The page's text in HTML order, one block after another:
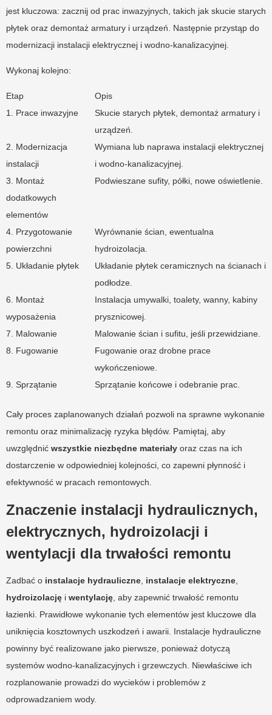
jest kluczowa: zacznij od prac inwazyjnych, takich jak skucie starych
płytek oraz demontaż armatury i urządzeń. Następnie przystąp do
modernizacji instalacji elektrycznej i wodno-kanalizacyjnej.
Wykonaj kolejno:
Etap
Opis
1. Prace inwazyjne
Skucie starych płytek, demontaż armatury i
urządzeń.
2. Modernizacja
instalacji
Wymiana lub naprawa instalacji elektrycznej
i wodno-kanalizacyjnej.
3. Montaż
dodatkowych
elementów
Podwieszane sufity, półki, nowe oświetlenie.
4. Przygotowanie
powierzchni
Wyrównanie ścian, ewentualna
hydroizolacja.
5. Układanie płytek
Układanie płytek ceramicznych na ścianach i
podłodze.
6. Montaż
wyposażenia
Instalacja umywalki, toalety, wanny, kabiny
prysznicowej.
7. Malowanie
Malowanie ścian i sufitu, jeśli przewidziane.
8. Fugowanie
Fugowanie oraz drobne prace
wykończeniowe.
9. Sprzątanie
Sprzątanie końcowe i odebranie prac.
Cały proces zaplanowanych działań pozwoli na sprawne wykonanie
remontu oraz minimalizację ryzyka błędów. Pamiętaj, aby
uwzględnić wszystkie niezbędne materiały oraz czas na ich
dostarczenie w odpowiedniej kolejności, co zapewni płynność i
efektywność w pracach remontowych.
Znaczenie instalacji hydraulicznych,
elektrycznych, hydroizolacji i
wentylacji dla trwałości remontu
Zadbać o instalacje hydrauliczne, instalacje elektryczne,
hydroizolację i wentylację, aby zapewnić trwałość remontu
łazienki. Prawidłowe wykonanie tych elementów jest kluczowe dla
uniknięcia kosztownych uszkodzeń i awarii. Instalacje hydrauliczne
powinny być realizowane jako pierwsze, ponieważ dotyczą
systemów wodno-kanalizacyjnych i grzewczych. Niewłaściwe ich
rozplanowanie prowadzi do wycieków i problemów z
odprowadzaniem wody.